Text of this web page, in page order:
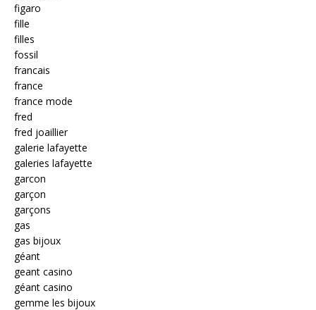
figaro
fille
filles
fossil
francais
france
france mode
fred
fred joaillier
galerie lafayette
galeries lafayette
garcon
garçon
garçons
gas
gas bijoux
géant
geant casino
géant casino
gemme les bijoux